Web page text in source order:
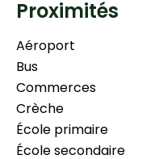
Proximités
Aéroport
Bus
Commerces
Crèche
École primaire
École secondaire